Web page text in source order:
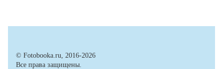
© Fotobooka.ru, 2016-2026
Все права защищены.